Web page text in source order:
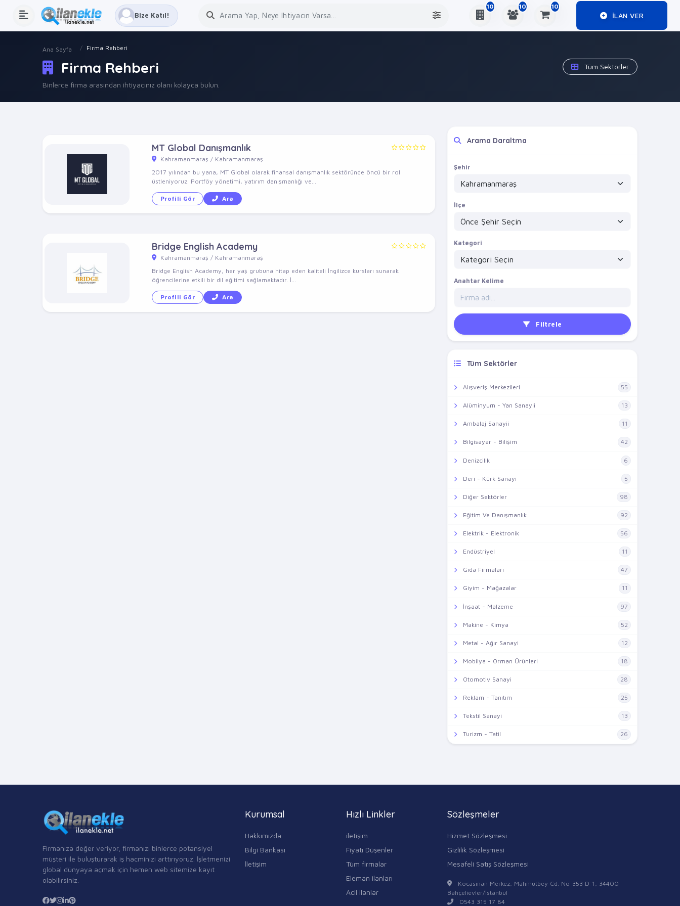
Bize Katıl!
10 10 10
ILAN VER
Ana Sayfa Firma Rehberi
Firma Rehberi
Binlerce firma arasından ihtiyacınız olanı kolayca bulun.
Tüm Sektörler
MT Global Danışmanlık
Kahramanmaraş / Kahramanmaraş
2017 yılından bu yana, MT Global olarak finansal danışmanlık sektöründe öncü bir rol
üstleniyoruz. Portföy yönetimi, yatırım danışmanlığı ve...
Profili Gör Ara
Bridge English Academy
Kahramanmaraş / Kahramanmaraş
Bridge English Academy, her yaş grubuna hitap eden kaliteli İngilizce kursları sunarak
öğrencilerine etkili bir dil eğitimi sağlamaktadır. İ...
Profili Gör Ara
Arama Daraltma
Şehir
İlçe
Kategori
Anahtar Kelime
Filtrele
Tüm Sektörler
Alışveriş Merkezileri 55
Alüminyum - Yan Sanayii 13
Ambalaj Sanayii 11
Bilgisayar - Bilişim 42
Denizcilik 6
Deri - Kürk Sanayi 5
Diğer Sektörler 98
Eğitim Ve Danışmanlık 92
Elektrik - Elektronik 56
Endüstriyel 11
Gıda Firmaları 47
Giyim - Mağazalar 11
İnşaat - Malzeme 97
Makine - Kimya 52
Metal - Ağır Sanayi 12
Mobilya - Orman Ürünleri 18
Otomotiv Sanayi 28
Reklam - Tanıtım 25
Tekstil Sanayi 13
Turizm - Tatil 26
Firmanıza değer veriyor, firmanızı binlerce potansiyel
müşteri ile buluşturarak iş hacminizi arttırıyoruz. İşletmenizi
global dünyaya açmak için hemen web sitemize kayıt
olabilirsiniz.
Kurumsal
Hakkımızda
Bilgi Bankası
İletişim
Hızlı Linkler
iletişim
Fiyatı Düşenler
Tüm firmalar
Eleman ilanları
Acil ilanlar
Sözleşmeler
Hizmet Sözleşmesi
Gizlilik Sözleşmesi
Mesafeli Satış Sözleşmesi
Kocasinan Merkez, Mahmutbey Cd. No:353 D:1, 34400
Bahçelievler/İstanbul
0543 315 17 84